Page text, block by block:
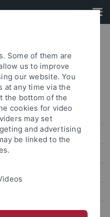
Universitäten
Some of them are
us to improve
our website. You
at any time via the
the bottom of the
cookies for video
may set
and advertising
be linked to the